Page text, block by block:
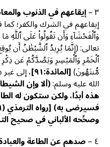
٣ – إيقاعهم في الذنوب
إيقاعهم في الشرك والكفر؛ كما
وَٱلۡفَحۡشَآءِ وَأَن تَقُولُواْ عَلَى ٱللَّهِ
تعالى: (إِنَّمَا يُرِيدُ ٱلشَّيۡطَٰنُ أَن
ٱلۡخَمۡرِ وَٱلۡمَيۡسِرِ وَيَصُدَّكُمۡ عَن
مُّنتَهُونَ)[المائدة:٩١] ، إلى
الله عليه وسلم:(ألا وإن
هذه أبدًا، ولكن ستكون له
فسيرضى به)[
وصحَّحه الألباني في صحيح
٤ – صدهم عن الطاعة